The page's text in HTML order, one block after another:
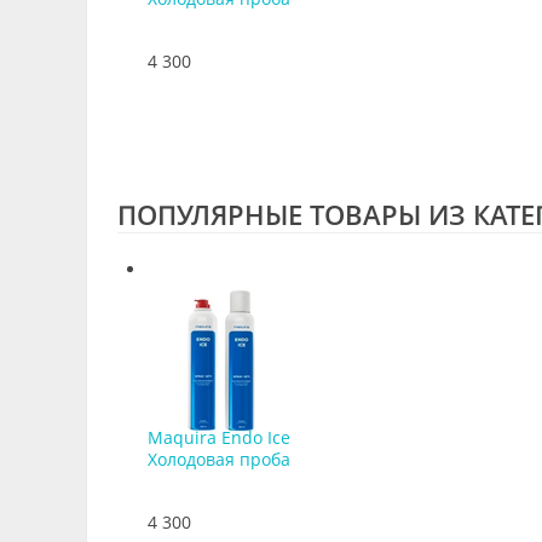
4 300
ПОПУЛЯРНЫЕ ТОВАРЫ ИЗ
Maquira Endo Ice
Холодовая проба
4 300